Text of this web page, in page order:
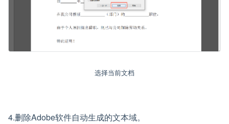
选择当前文档
4.删除Adobe软件自动生成的文本域。